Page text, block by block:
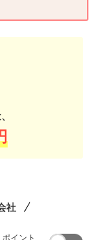
社
イント